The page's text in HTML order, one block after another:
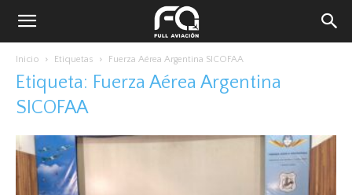
Inicio Etiquetas Fuerza Aérea Argentina SICOFAA
Etiqueta: Fuerza Aérea Argentina
SICOFAA